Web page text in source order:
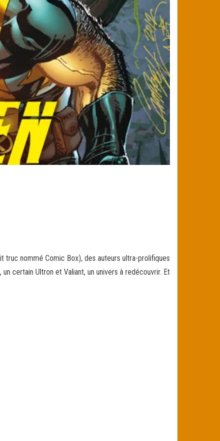
truc nommé Comic Box), des auteurs ultra-prolifiques
un certain Ultron et Valiant, un univers à redécouvrir. Et